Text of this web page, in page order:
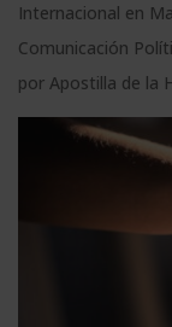
Internacional en
Comunicación
por Apostilla de la